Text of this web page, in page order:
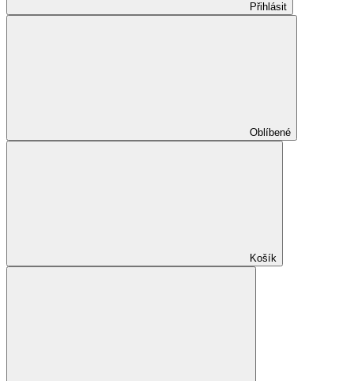
Přihlásit
Oblíbené
Košík